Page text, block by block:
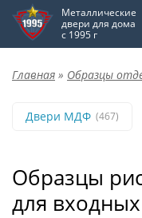
Металлические
двери для дома
с 1995 г
Главная » Образцы
Двери МДФ (467)
Образцы
для